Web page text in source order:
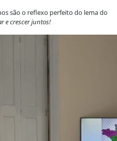
são o reflexo perfeito do lema do
e crescer juntos!